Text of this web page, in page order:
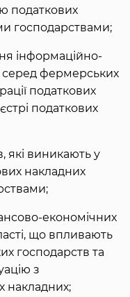
податкових
господарствами;
інформаційно-
серед фермерських
податкових
податкових
які виникають у
накладних
економічних
що впливають
господарств та
з
накладних;